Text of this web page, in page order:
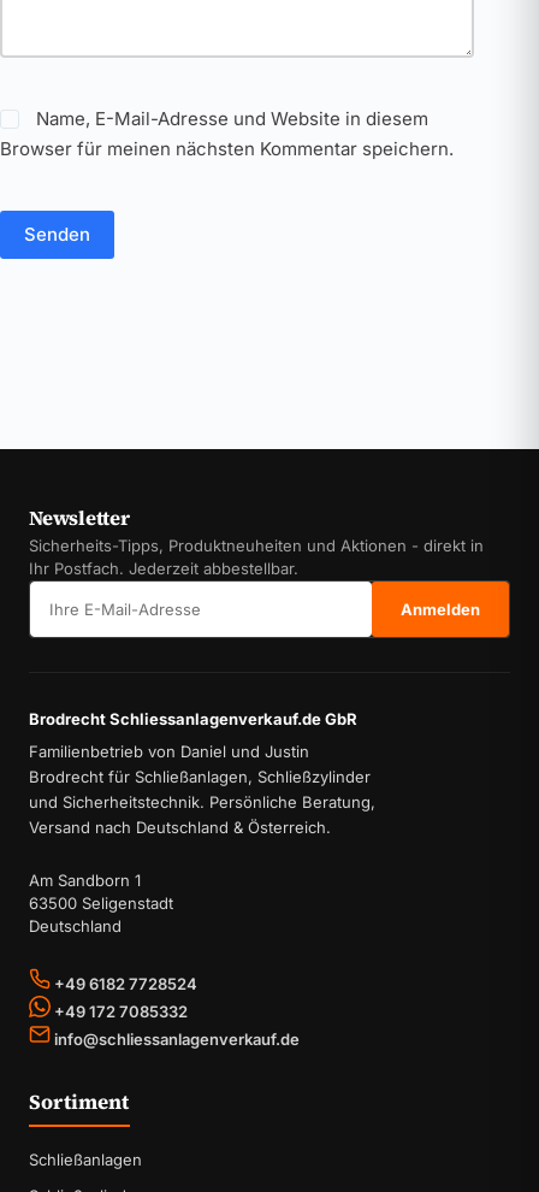
Name, E-Mail-Adresse und Website in diesem
Browser für meinen nächsten Kommentar speichern.
Senden
Newsletter
Sicherheits-Tipps, Produktneuheiten und Aktionen - direkt in
Ihr Postfach. Jederzeit abbestellbar.
Anmelden
Brodrecht Schliessanlagenverkauf.de GbR
Familienbetrieb von Daniel und Justin
Brodrecht für Schließanlagen, Schließzylinder
und Sicherheitstechnik. Persönliche Beratung,
Versand nach Deutschland & Österreich.
Am Sandborn 1
63500 Seligenstadt
Deutschland
+49 6182 7728524
+49 172 7085332
info@schliessanlagenverkauf.de
Sortiment
Schließanlagen